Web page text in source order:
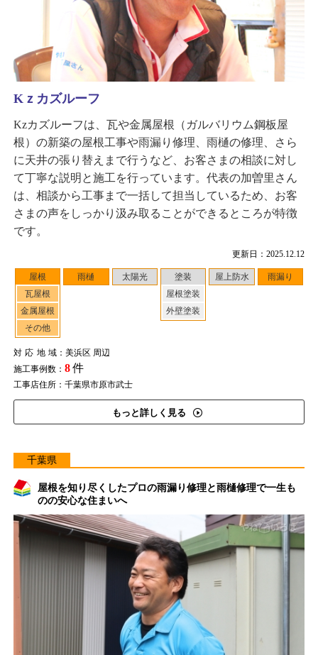
更新日：2025.12.12
屋根
瓦屋根
金属屋根
その他
雨樋 太陽光
塗装
屋根塗装
外壁塗装
屋上防水 雨漏り
対応地域：美浜区 周辺
施工事例数： 8件
工事店住所：千葉県市原市武士
もっと詳しく見る
Kｚカズルーフ
Kzカズルーフは、瓦や金属屋根（ガルバリウム鋼板屋
根）の新築の屋根工事や雨漏り修理、雨樋の修理、さら
に天井の張り替えまで行うなど、お客さまの相談に対し
て丁寧な説明と施工を行っています。代表の加曽里さん
は、相談から工事まで一括して担当しているため、お客
さまの声をしっかり汲み取ることができるところが特徴
です。
千葉県
屋根を知り尽くしたプロの雨漏り修理と雨樋修理で一生も
のの安心な住まいへ